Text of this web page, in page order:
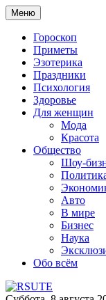
Меню
Гороскоп
Приметы
Эзотерика
Праздники
Психология
Здоровье
Для женщин
Мода
Красота
Общество
Шоу-
Авто
В мире
Бизнес
Наука
Обо всём